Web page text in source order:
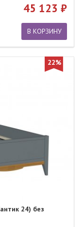
45 123
В КОРЗИНУ
22%
24) без